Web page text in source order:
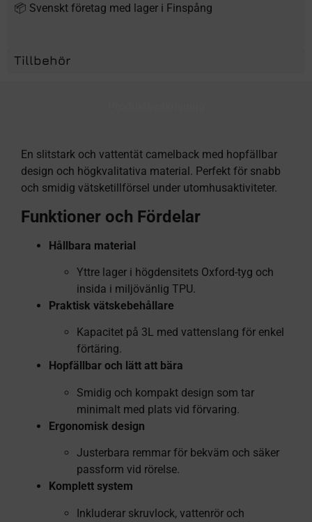
📦 Svenskt företag med lager i Finspång
Tillbehör
En slitstark och vattentät camelback med hopfällbar
design och högkvalitativa material. Perfekt för snabb
och smidig vätsketillförsel under utomhusaktiviteter.
Funktioner och Fördelar
Hållbara material
Yttre lager i högdensitets Oxford-tyg och
insida i miljövänlig TPU.
Praktisk vätskebehållare
Kapacitet på 3L med vattenslang för enkel
förtäring.
Hopfällbar och lätt att bära
Smidig och kompakt design som tar
minimalt med plats vid förvaring.
Ergonomisk design
Justerbara remmar för bekväm och säker
passform vid rörelse.
Komplett system
Inkluderar skruvlock, vattenrör och